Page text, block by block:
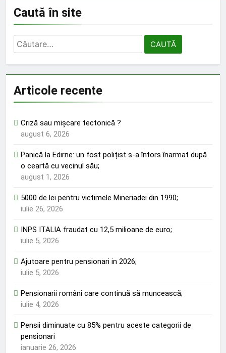
Caută în site
Caută
după:
Articole recente
Criză sau mișcare tectonică ?
august 6, 2026
Panică la Edirne: un fost polițist s-a întors înarmat după
o ceartă cu vecinul său;
august 1, 2026
5000 de lei pentru victimele Mineriadei din 1990;
iulie 26, 2026
INPS ITALIA fraudat cu 12,5 milioane de euro;
iulie 5, 2026
Ajutoare pentru pensionari in 2026;
iulie 5, 2026
Pensionarii români care continuă să muncească;
iulie 4, 2026
Pensii diminuate cu 85% pentru aceste categorii de
pensionari
ianuarie 26, 2026